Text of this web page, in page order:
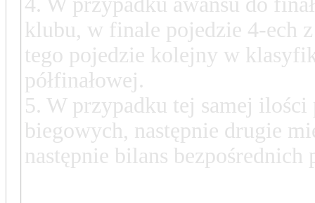
klubu, w finale pojedzie 4-ech
tego pojedzie kolejny w
półfinałowej.
5. W przypadku tej samej
biegowych, następnie drugie
następnie bilans